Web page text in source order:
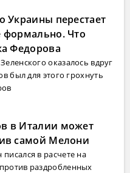
Украины перестает
формально. Что
Федорова
оказалось вдруг
был для этого грохнуть
в Италии может
самой Мелони
в расчете на
раздробленных